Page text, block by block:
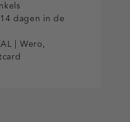
dagen in de
| Wero,